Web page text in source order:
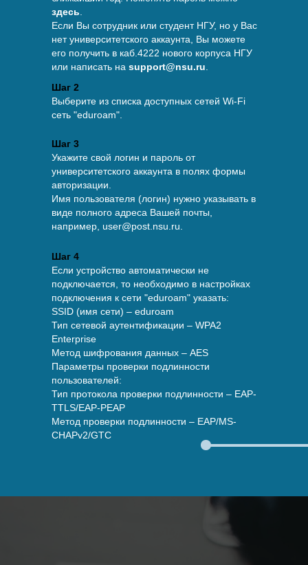
здесь
Если Вы сотрудник или студент НГУ, но у Вас
нет университетского аккаунта, Вы можете
его получить в каб.4222 нового корпуса НГУ
или написать на support@nsu.ru
Шаг 2
Выберите из списка доступных сетей Wi-Fi
сеть "eduroam".
Шаг 3
Укажите свой логин и пароль от
университетского аккаунта в полях формы
авторизации.
Имя пользователя (логин) нужно указывать в
виде полного адреса Вашей почты,
например, user@post.nsu.ru.
Шаг 4
Если устройство автоматически не
подключается, то необходимо в настройках
подключения к сети "eduroam" указать:
SSID (имя сети) – eduroam
Тип сетевой аутентификации – WPA2
Enterprise
Метод шифрования данных – AES
Параметры проверки подлинности
пользователей:
Тип протокола проверки подлинности – EAP-
TTLS/EAP-PEAP
Метод проверки подлинности – EAP/MS-
CHAPv2/GTC